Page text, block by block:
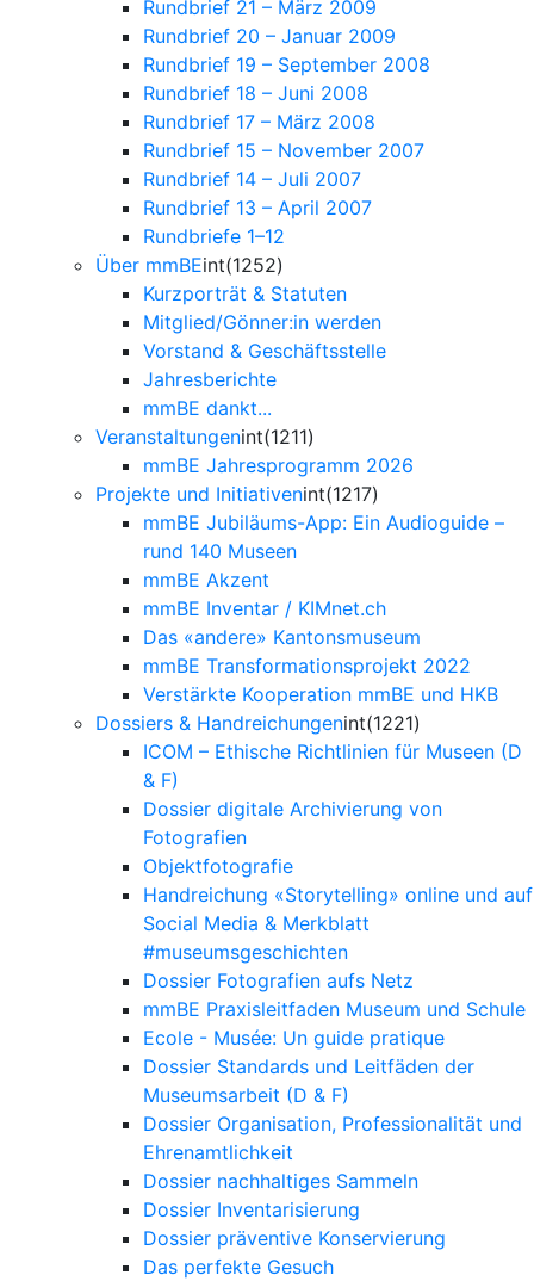
Rundbrief 21 – März 2009
Rundbrief 20 – Januar 2009
Rundbrief 19 – September 2008
Rundbrief 18 – Juni 2008
Rundbrief 17 – März 2008
Rundbrief 15 – November 2007
Rundbrief 14 – Juli 2007
Rundbrief 13 – April 2007
Rundbriefe 1–12
Über mmBEint(1252)
Kurzporträt & Statuten
Mitglied/Gönner:in werden
Vorstand & Geschäftsstelle
Jahresberichte
mmBE dankt...
Veranstaltungenint(1211)
mmBE Jahresprogramm 2026
Projekte und Initiativenint(1217)
mmBE Jubiläums-App: Ein Audioguide –
rund 140 Museen
mmBE Akzent
mmBE Inventar / KIMnet.ch
Das «andere» Kantonsmuseum
mmBE Transformationsprojekt 2022
Verstärkte Kooperation mmBE und HKB
Dossiers & Handreichungenint(1221)
ICOM – Ethische Richtlinien für Museen (D
& F)
Dossier digitale Archivierung von
Fotografien
Objektfotografie
Handreichung «Storytelling» online und auf
Social Media & Merkblatt
#museumsgeschichten
Dossier Fotografien aufs Netz
mmBE Praxisleitfaden Museum und Schule
Ecole - Musée: Un guide pratique
Dossier Standards und Leitfäden der
Museumsarbeit (D & F)
Dossier Organisation, Professionalität und
Ehrenamtlichkeit
Dossier nachhaltiges Sammeln
Dossier Inventarisierung
Dossier präventive Konservierung
Das perfekte Gesuch